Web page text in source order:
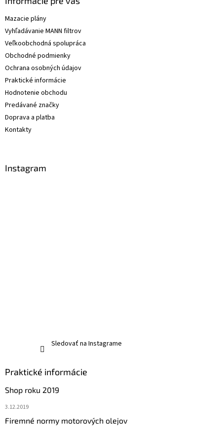
Mazacie plány
Vyhľadávanie MANN filtrov
Veľkoobchodná spolupráca
Obchodné podmienky
Ochrana osobných údajov
Praktické informácie
Hodnotenie obchodu
Predávané značky
Doprava a platba
Kontakty
Instagram
Sledovať na Instagrame
Praktické informácie
Shop roku 2019
3.12.2019
Firemné normy motorových olejov